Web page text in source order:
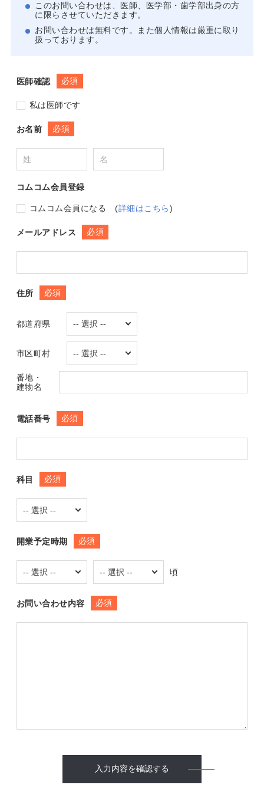
このお問い合わせは、医師、医学部・歯学部出身の方
に限らさせていただきます。
お問い合わせは無料です。また個人情報は厳重に取り
扱っております。
医師確認 必須
私は医師です
お名前 必須
コムコム会員登録
コムコム会員になる (詳細はこちら)
メールアドレス 必須
住所 必須
都道府県
市区町村
番地・
建物名
電話番号 必須
科目 必須
開業予定時期 必須
頃
お問い合わせ内容 必須
入力内容を確認する